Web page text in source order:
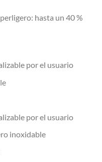
hasta un 40 %
por el usuario
por el usuario
inoxidable